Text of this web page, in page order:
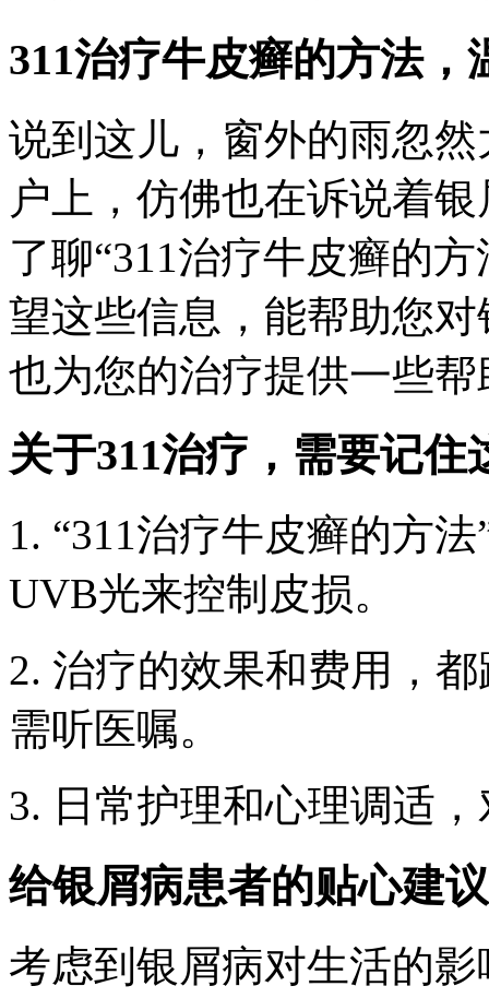
311治疗牛皮癣的方法，
说到这儿，窗外的雨忽
户上，仿佛也在诉说着
了聊“311治疗牛皮癣的
望这些信息，能帮助您
也为您的治疗提供一些帮
关于311治疗，需要记住
1. “311治疗牛皮癣的方
UVB光来控制皮损。
2. 治疗的效果和费用，
需听医嘱。
3. 日常护理和心理调适
给银屑病患者的贴心建议
考虑到银屑病对生活的